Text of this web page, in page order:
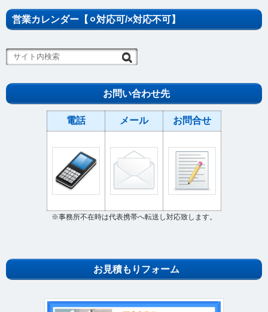
営業カレンダー【⚪︎対応可/×対応不可】
お問い合わせ先
電話 メール お問合せ
※事務所不在時は代表携帯へ転送し対応致します。
お見積もりフォーム